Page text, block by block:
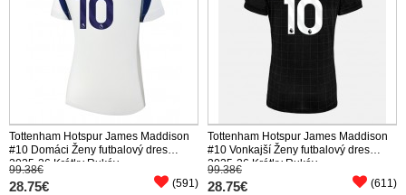
Tottenham Hotspur James Maddison
#10 Domáci Ženy futbalový dres
2025-26 Krátky Rukáv
99.38€
28.75€ (591)
Tottenham Hotspur James Maddison
#10 Vonkajší Ženy futbalový dres
2025-26 Krátky Rukáv
99.38€
28.75€ (611)